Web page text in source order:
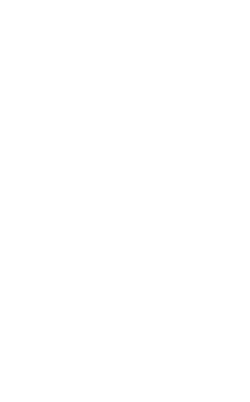
可弯曲电池技术已
宸鸿纳米银触控技
纳米银线对柔性显示
新材料是制约我国制